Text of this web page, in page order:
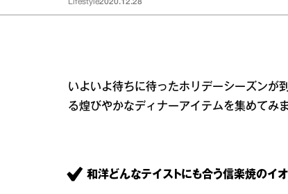
Lifestyle2020.12.28
いよいよ待ちに待ったホリデーシーズン
る煌びやかなディナーアイテムを集めてみ
和洋どんなテイストにも合う信楽焼のイオ